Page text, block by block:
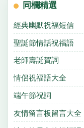
同欄精選
經典幽默祝福短信
聖誕節情話祝福語
老師壽誕賀詞
情侶祝福語大全
端午節祝詞
友情留言板留言大全